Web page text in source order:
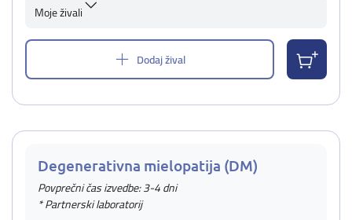
Moje živali
Dodaj žival
Degenerativna mielopatija (DM)
Povprečni čas izvedbe: 3-4 dni
* Partnerski laboratorij